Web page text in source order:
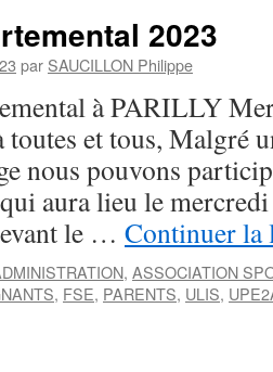
2023
par SAUCILLON Philippe
à PARILLY
et tous, Malgré
nous pouvons
aura lieu le
le … Continuer
, ASSOCIATION
, FSE, PARENTS, ULIS,